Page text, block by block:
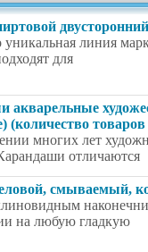
уникальная линия
для
акварельные
(количество
многих лет
отличаются
смываемый,
на любую гладкую